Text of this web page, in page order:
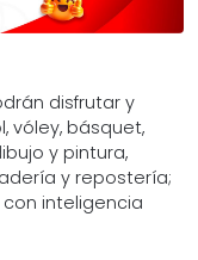
disfrutar y
vóley, básquet,
y pintura,
y repostería;
inteligencia